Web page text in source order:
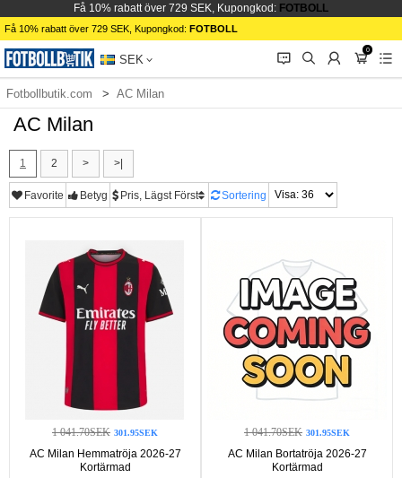
Få 10% rabatt över 729 SEK, Kupongkod: FOTBOLL
Få 10% rabatt över 729 SEK, Kupongkod: FOTBOLL
SEK 󰂱 󰂨 󰃳
0
󰃦 󰃖
Fotbollbutik.com AC Milan
AC Milan
1 2 > >|
Favorite Betyg Pris, Lägst Först Sortering
1 041.70SEK 301.95SEK
AC Milan Hemmatröja 2026-27
Kortärmad
1 041.70SEK 301.95SEK
AC Milan Bortatröja 2026-27
Kortärmad